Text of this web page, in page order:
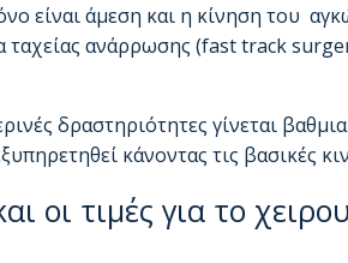
είναι άμεση και η κίνηση του
ανάρρωσης (fast track
δραστηριότητες γίνεται
κάνοντας τις βασικές
οι τιμές για το